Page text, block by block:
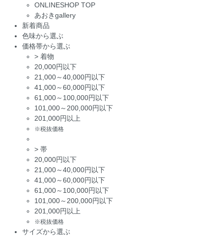
ONLINESHOP TOP
あおきgallery
新着商品
色味から選ぶ
価格帯から選ぶ
> 着物
20,000円以下
21,000～40,000円以下
41,000～60,000円以下
61,000～100,000円以下
101,000～200,000円以下
201,000円以上
※税抜価格
> 帯
20,000円以下
21,000～40,000円以下
41,000～60,000円以下
61,000～100,000円以下
101,000～200,000円以下
201,000円以上
※税抜価格
サイズから選ぶ